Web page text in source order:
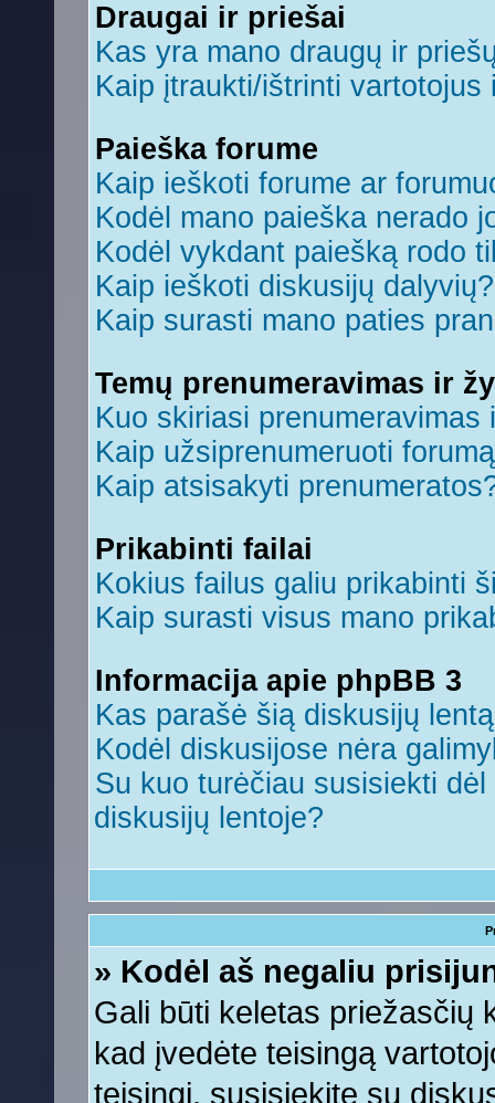
Draugai ir priešai
Kas yra mano draugų ir
Kaip įtraukti/ištrinti
Paieška forume
Kaip ieškoti forume ar
Kodėl mano paieška nerado
Kodėl vykdant paiešką rodo
Kaip ieškoti diskusijų dalyvių?
Kaip surasti mano paties
Temų prenumeravimas ir
Kuo skiriasi prenumeravimas
Kaip užsiprenumeruoti
Kaip atsisakyti
Prikabinti failai
Kokius failus galiu prikabinti
Kaip surasti visus mano
Informacija apie phpBB 3
Kas parašė šią diskusijų
Kodėl diskusijose nėra
Su kuo turėčiau susisiekti
diskusijų lentoje?
» Kodėl aš negaliu
Gali būti keletas priežasčių
kad įvedėte teisingą
teisingi, susisiekite su